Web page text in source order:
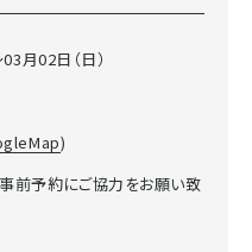
月02日（日）
)
前予約にご協力をお願い致